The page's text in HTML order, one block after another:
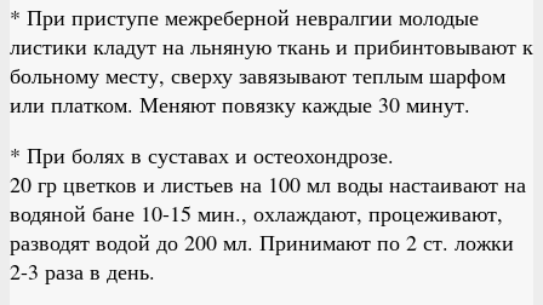
* При приступе межреберной невралгии молодые
листики кладут на льняную ткань и прибинтовывают к
больному месту, сверху завязывают теплым шарфом
или платком. Меняют повязку каждые 30 минут.
* При болях в суставах и остеохондрозе.
20 гр цветков и листьев на 100 мл воды настаивают на
водяной бане 10-15 мин., охлаждают, процеживают,
разводят водой до 200 мл. Принимают по 2 ст. ложки
2-3 раза в день.